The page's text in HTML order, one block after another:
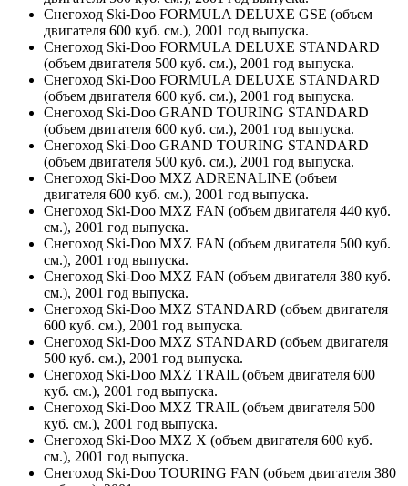
Снегоход Ski-Doo FORMULA DELUXE GSE (объем
двигателя 600 куб. см.), 2001 год выпуска.
Снегоход Ski-Doo FORMULA DELUXE STANDARD
(объем двигателя 500 куб. см.), 2001 год выпуска.
Снегоход Ski-Doo FORMULA DELUXE STANDARD
(объем двигателя 600 куб. см.), 2001 год выпуска.
Снегоход Ski-Doo GRAND TOURING STANDARD
(объем двигателя 600 куб. см.), 2001 год выпуска.
Снегоход Ski-Doo GRAND TOURING STANDARD
(объем двигателя 500 куб. см.), 2001 год выпуска.
Снегоход Ski-Doo MXZ ADRENALINE (объем
двигателя 600 куб. см.), 2001 год выпуска.
Снегоход Ski-Doo MXZ FAN (объем двигателя 440 куб.
см.), 2001 год выпуска.
Снегоход Ski-Doo MXZ FAN (объем двигателя 500 куб.
см.), 2001 год выпуска.
Снегоход Ski-Doo MXZ FAN (объем двигателя 380 куб.
см.), 2001 год выпуска.
Снегоход Ski-Doo MXZ STANDARD (объем двигателя
600 куб. см.), 2001 год выпуска.
Снегоход Ski-Doo MXZ STANDARD (объем двигателя
500 куб. см.), 2001 год выпуска.
Снегоход Ski-Doo MXZ TRAIL (объем двигателя 600
куб. см.), 2001 год выпуска.
Снегоход Ski-Doo MXZ TRAIL (объем двигателя 500
куб. см.), 2001 год выпуска.
Снегоход Ski-Doo MXZ X (объем двигателя 600 куб.
см.), 2001 год выпуска.
Снегоход Ski-Doo TOURING FAN (объем двигателя 380